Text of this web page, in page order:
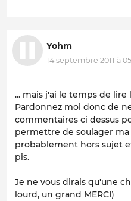
Yohm
14 septembre 2011 à
... mais j'ai le temps de
Pardonnez moi donc de
commentaires ci dessus
permettre de soulager ma
probablement hors sujet
pis.
Je ne vous dirais qu'une
lourd, un grand MERCI)